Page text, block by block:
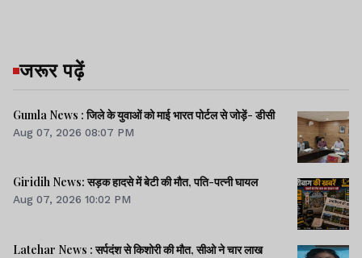
जरूर पढ़ें
Gumla News : जिले के युवाओं को माई भारत पोर्टल से जोड़ें- डीसी
Aug 07, 2026 08:07 PM
Giridih News: सड़क हादसे में बेटी की मौत, पति-पत्नी घायल
Aug 07, 2026 10:02 PM
Latehar News : सर्पदंश से किशोरी की मौत, सीओ ने चार लाख